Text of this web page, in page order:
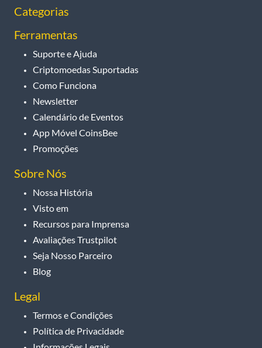
Categorias
Ferramentas
Suporte e Ajuda
Criptomoedas Suportadas
Como Funciona
Newsletter
Calendário de Eventos
App Móvel CoinsBee
Promoções
Sobre Nós
Nossa História
Visto em
Recursos para Imprensa
Avaliações Trustpilot
Seja Nosso Parceiro
Blog
Legal
Termos e Condições
Política de Privacidade